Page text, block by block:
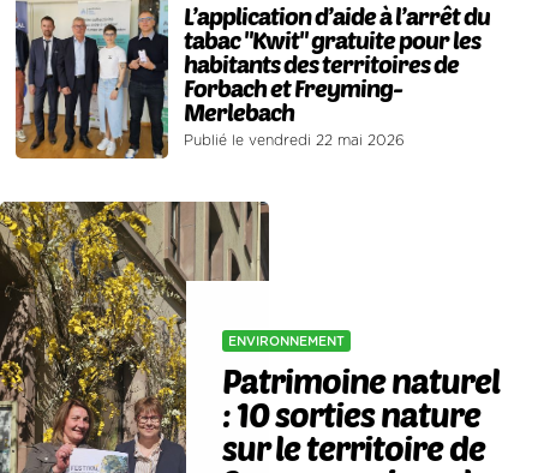
L’application d’aide à l’arrêt du
tabac "Kwit" gratuite pour les
habitants des territoires de
Forbach et Freyming-
Merlebach
Publié le vendredi 22 mai 2026
ENVIRONNEMENT
Patrimoine naturel
: 10 sorties nature
sur le territoire de